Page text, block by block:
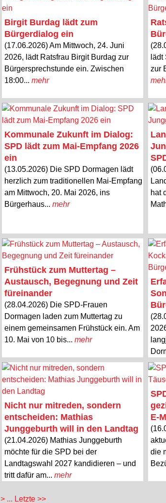
Birgit Burdag lädt zum
Bürgerdialog ein
(17.06.2026) Am Mittwoch, 24. Juni
2026, lädt Ratsfrau Birgit Burdag zur
Bürgersprechstunde ein. Zwischen
18:00... mehr
zur
Kommunale Zukunft im Dialog:
SPD lädt zum Mai-Empfang 2026
ein
(13.05.2026) Die SPD Dormagen lädt
herzlich zum traditionellen Mai-Empfang
am Mittwoch, 20. Mai 2026, ins
Bürgerhaus... mehr
hat
Frühstück zum Muttertag –
Austausch, Begegnung und Zeit
füreinander
(28.04.2026) Die SPD-Frauen
Dormagen laden zum Muttertag zu
einem gemeinsamen Frühstück ein. Am
10. Mai von 10 bis... mehr
Nicht nur mitreden, sondern
entscheiden: Mathias
Junggeburth will in den Landtag
(21.04.2026) Mathias Junggeburth
möchte für die SPD bei der
Landtagswahl 2027 kandidieren – und
tritt dafür am... mehr
E-
die
> ... Letzte >>